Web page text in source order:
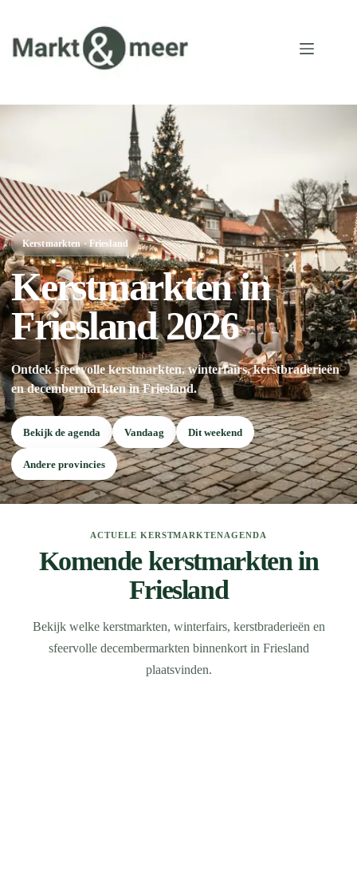
Kerstmarkten · Friesland
Kerstmarkten in
Friesland 2026
Ontdek sfeervolle kerstmarkten, winterfairs, kerstbraderieën
en decembermarkten in Friesland.
Bekijk de agenda Vandaag Dit weekend
Andere provincies
ACTUELE KERSTMARKTENAGENDA
Komende kerstmarkten in
Friesland
Bekijk welke kerstmarkten, winterfairs, kerstbraderieën en
sfeervolle decembermarkten binnenkort in Friesland
plaatsvinden.